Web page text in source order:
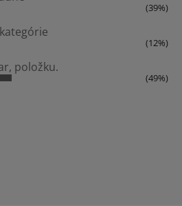
(39%)
(12%)
položku.
(49%)